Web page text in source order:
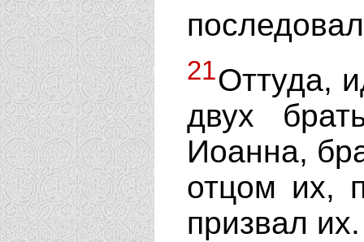
21Оттуда,
двух
Иоанна,
отцом их,
призвал их.